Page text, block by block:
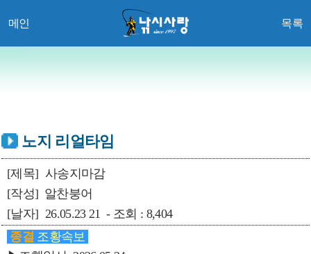
메인 목록
노지 리얼타임
[제목] 사송지마감
[작성] 알찬붕어
[날자] 26.05.23 21 - 조회 : 8,404
종결 조황속보